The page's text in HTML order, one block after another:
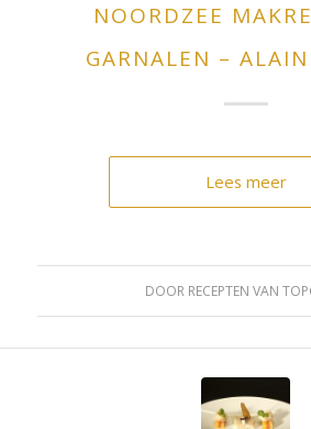
NOORDZEE
GARNALEN –
Lees meer
DOOR RECEPTEN VAN